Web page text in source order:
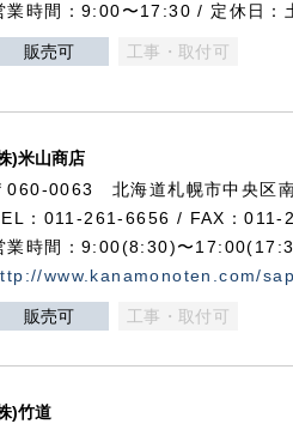
業時間：9:00〜17:30 / 定休日：
販売可 工事・取付可
)米山商店
060-0063 北海道札幌市中央区
：011-261-6656 / FAX：011-
業時間：9:00(8:30)〜
www.kanamonoten.com/
販売可 工事・取付可
)竹道